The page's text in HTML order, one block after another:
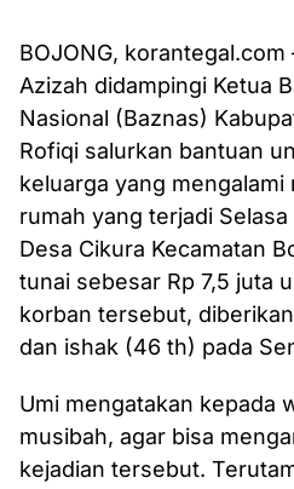
BOJONG, korantegal.com
Azizah didampingi Ketua
Nasional (Baznas)
Rofiqi salurkan bantuan
keluarga yang mengalami
rumah yang terjadi Selasa
Desa Cikura Kecamatan
tunai sebesar Rp 7,5 juta
korban tersebut,
dan ishak (46 th) pada
Umi mengatakan kepada
musibah, agar bisa
kejadian tersebut.